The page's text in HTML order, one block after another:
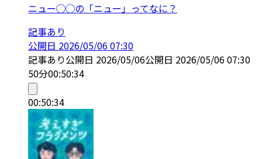
ニュー◯◯の「ニュー」ってなに？
記事あり
公開日 2026/05/06 07:30
記事あり公開日 2026/05/06公開日 2026/05/06 07:30
50分00:50:34
00:50:34